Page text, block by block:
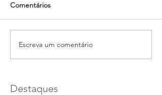
Comentários
Escreva um comentário
Destaques